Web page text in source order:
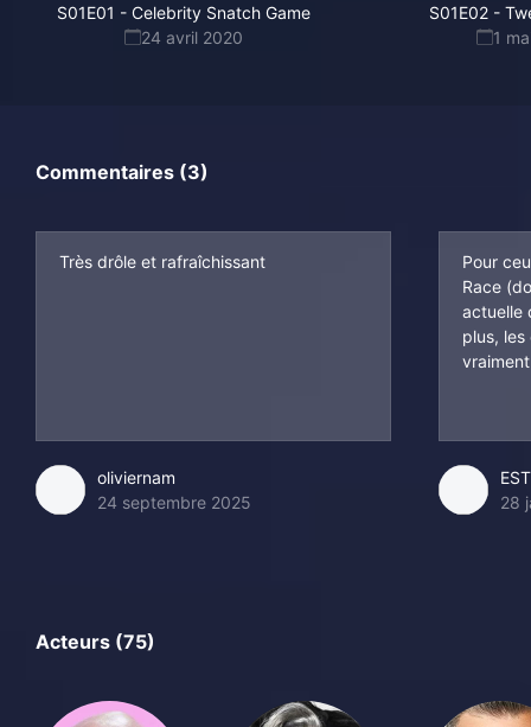
S01E01 - Celebrity Snatch Game
24 avril 2020
S01E02-
1
Commentaires (3)
Très drôle et rafraîchissant
oliviernam
24 septembre 2025
Pour
Race
actuelle
plus,
28
Acteurs (75)